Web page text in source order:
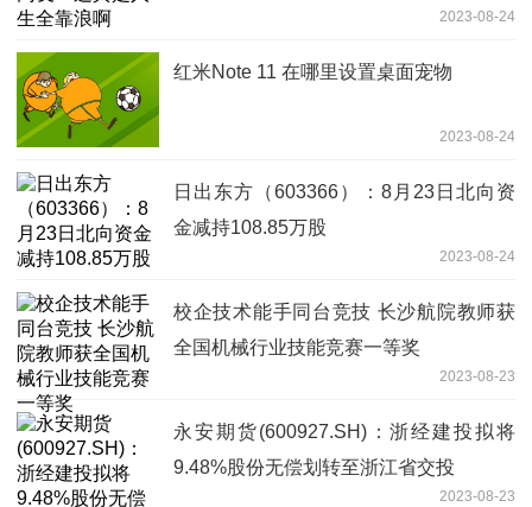
2023-08-24
红米Note 11 在哪里设置桌面宠物
2023-08-24
日出东方（603366）：8月23日北向资
金减持108.85万股
2023-08-24
校企技术能手同台竞技 长沙航院教师获
全国机械行业技能竞赛一等奖
2023-08-23
永安期货(600927.SH)：浙经建投拟将
9.48%股份无偿划转至浙江省交投
2023-08-23